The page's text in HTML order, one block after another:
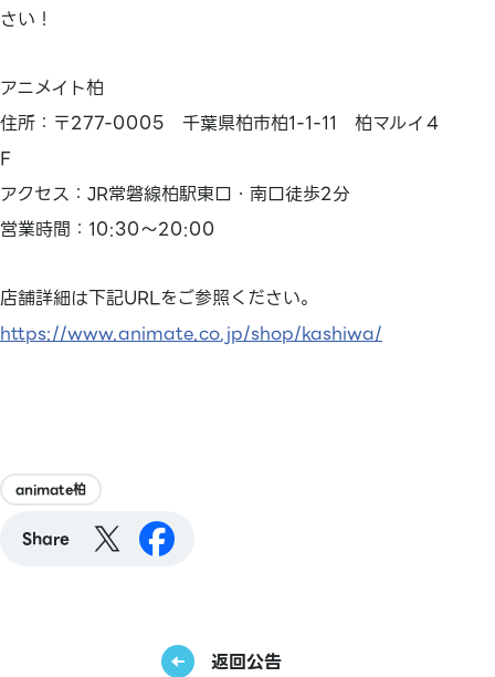
さい！
アニメイト柏
住所：〒277-0005 千葉県柏市柏1-1-11 柏マルイ４
F
アクセス：JR常磐線柏駅東口・南口徒歩2分
営業時間：10:30～20:00
店舗詳細は下記URLをご参照ください。
https://www.animate.co.jp/shop/kashiwa/
animate柏
Share
返回公告